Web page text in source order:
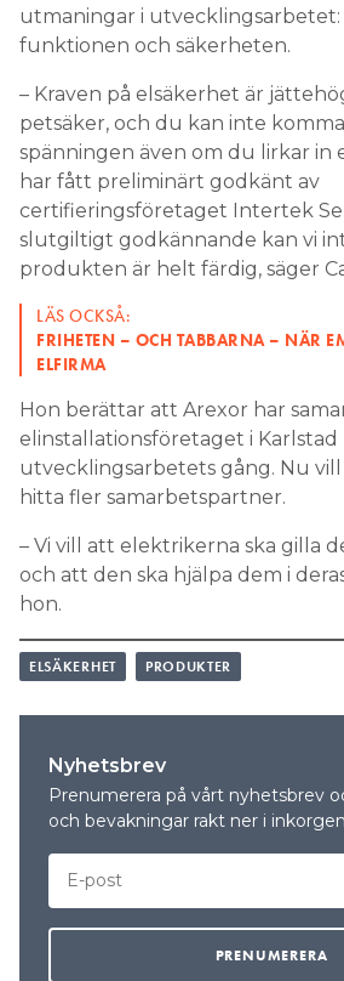
utmaningar i utvecklingsarbetet:
funktionen och säkerheten.
– Kraven på elsäkerhet är
petsäker, och du kan inte
spänningen även om du lirkar in
har fått preliminärt godkänt av
certifieringsföretaget Intertek
slutgiltigt godkännande kan vi
produkten är helt färdig, säger
LÄS OCKSÅ:
FRIHETEN – OCH TABBARNA – NÄR
ELFIRMA
Hon berättar att Arexor har
elinstallationsföretaget i
utvecklingsarbetets gång. Nu
hitta fler samarbetspartner.
– Vi vill att elektrikerna ska gilla
och att den ska hjälpa dem i
hon.
ELSÄKERHET PRODUKTER
Nyhetsbrev
Prenumerera på vårt nyhetsbrev
och bevakningar rakt ner i inkorgen